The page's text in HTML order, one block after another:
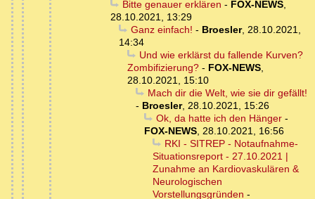
Bitte genauer erklären - FOX-NEWS,
28.10.2021, 13:29
Ganz einfach! - Broesler, 28.10.2021,
14:34
Und wie erklärst du fallende Kurven?
Zombifizierung? - FOX-NEWS,
28.10.2021, 15:10
Mach dir die Welt, wie sie dir gefällt!
- Broesler, 28.10.2021, 15:26
Ok, da hatte ich den Hänger-
FOX-NEWS, 28.10.2021, 16:56
RKI - SITREP - Notaufnahme-
Situationsreport - 27.10.2021 |
Zunahme an Kardiovaskulären &
Neurologischen
Vorstellungsgründen -